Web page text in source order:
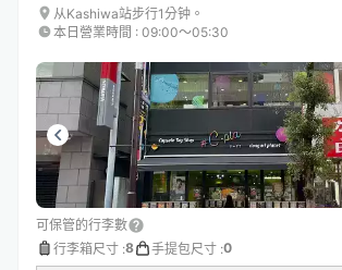
从Kashiwa站步行1分钟。
本日營業時間 : 09:00〜05:30
可保管的行李數
行李箱尺寸 :8 手提包尺寸 :0